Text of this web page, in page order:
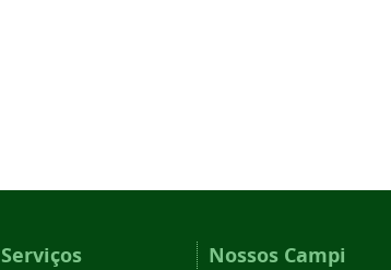
Serviços Nossos Campi